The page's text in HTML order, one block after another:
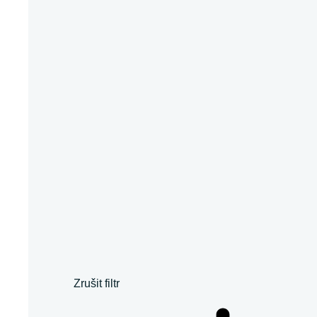
Zrušit filtr